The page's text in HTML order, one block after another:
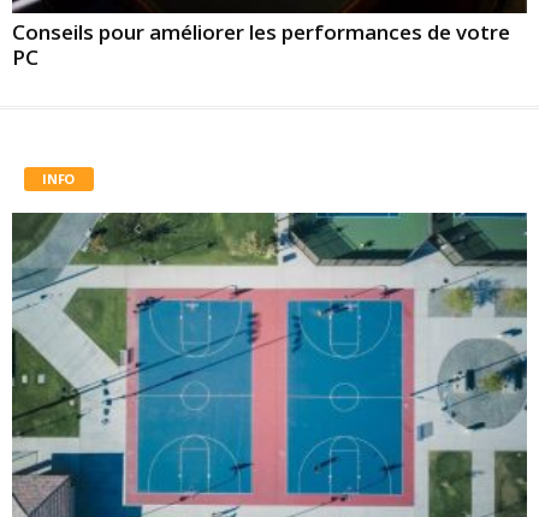
Conseils pour améliorer les performances de votre
PC
INFO